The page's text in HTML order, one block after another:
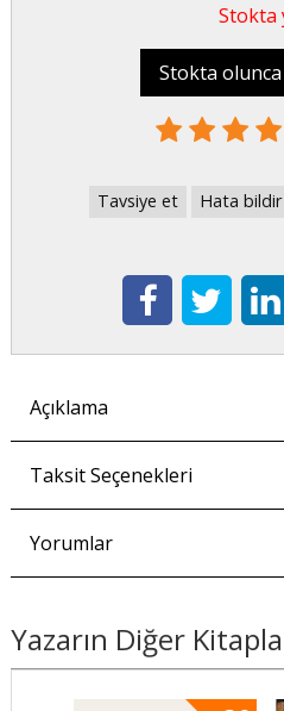
Stokta
Stokta
Tavsiye et Hata bildir
Açıklama
Taksit Seçenekleri
Yorumlar
Yazarın Diğer